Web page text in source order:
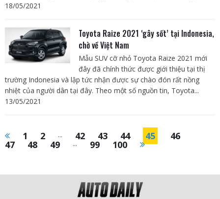
18/05/2021
Toyota Raize 2021 ‘gây sốt’ tại Indonesia,
chờ về Việt Nam
Mẫu SUV cỡ nhỏ Toyota Raize 2021 mới
đây đã chính thức được giới thiệu tại thị
trường Indonesia và lập tức nhận được sự chào đón rất nồng
nhiệt của người dân tại đây. Theo một số nguồn tin, Toyota...
13/05/2021
1 2 ... 42 43 44 45 46
47 48 49 ... 99 100